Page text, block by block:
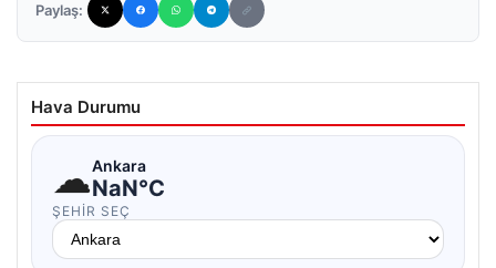
Paylaş:
Hava Durumu
☁Ankara
NaN°C
ŞEHIR SEÇ